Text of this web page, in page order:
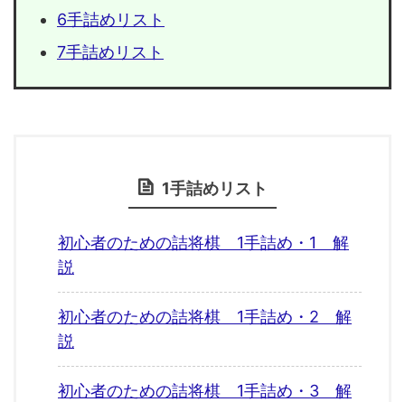
6手詰めリスト
7手詰めリスト
1手詰めリスト
初心者のための詰将棋 1手詰め・1 解
説
初心者のための詰将棋 1手詰め・2 解
説
初心者のための詰将棋 1手詰め・3 解